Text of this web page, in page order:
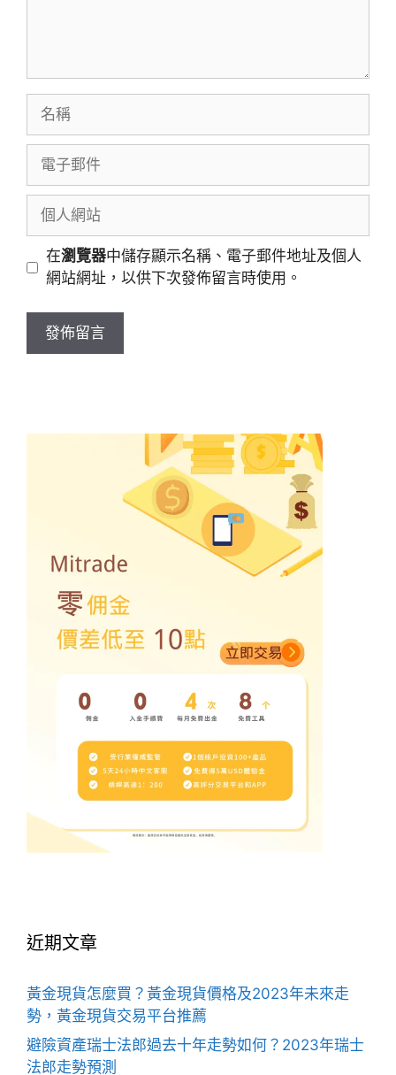
郵
站
在瀏覽器中儲存顯示名稱、電子郵件地址及個人
網站網址，以供下次發佈留言時使用。
近期文章
黃金現貨怎麼買？黃金現貨價格及2023年未來走
勢，黃金現貨交易平台推薦
避險資產瑞士法郎過去十年走勢如何？2023年瑞士
法郎走勢預測